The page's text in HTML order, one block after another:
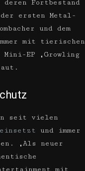
Fortbestand
ersten Metal-
und dem
mit tierischen
EP „Growling
seit vielen
und immer
„Als neuer